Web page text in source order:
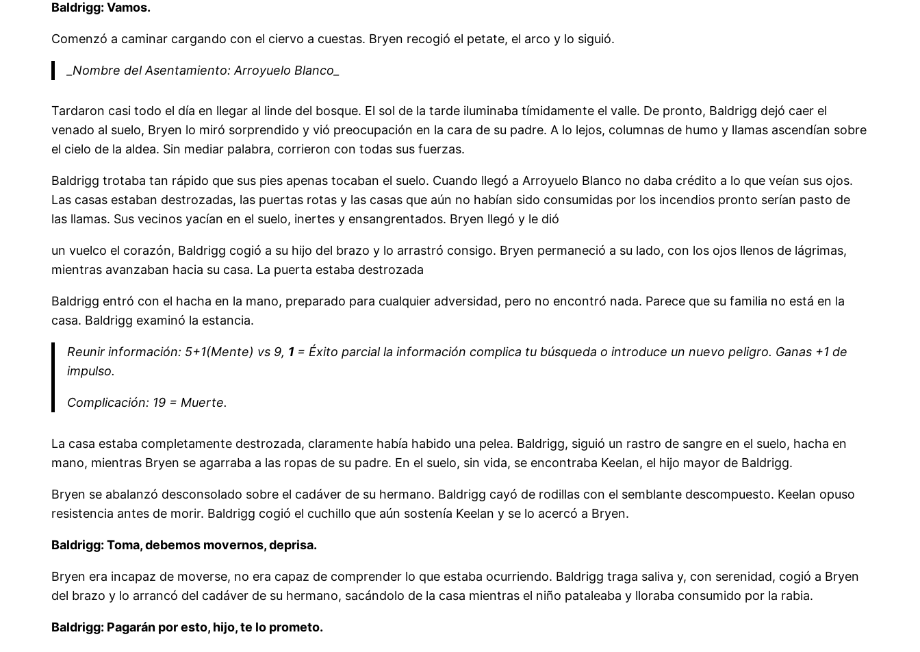
Baldrigg: Vamos.
Comenzó a caminar cargando con el ciervo a cuestas. Bryen recogió el petate, el arco y lo siguió.
_Nombre del Asentamiento: Arroyuelo Blanco_
Tardaron casi todo el día en llegar al linde del bosque. El sol de la tarde iluminaba tímidamente el valle. De pronto, Baldrigg dejó caer el
venado al suelo, Bryen lo miró sorprendido y vió preocupación en la cara de su padre. A lo lejos, columnas de humo y llamas ascendían sobre
el cielo de la aldea. Sin mediar palabra, corrieron con todas sus fuerzas.
Baldrigg trotaba tan rápido que sus pies apenas tocaban el suelo. Cuando llegó a Arroyuelo Blanco no daba crédito a lo que veían sus ojos.
Las casas estaban destrozadas, las puertas rotas y las casas que aún no habían sido consumidas por los incendios pronto serían pasto de
las llamas. Sus vecinos yacían en el suelo, inertes y ensangrentados. Bryen llegó y le dió
un vuelco el corazón, Baldrigg cogió a su hijo del brazo y lo arrastró consigo. Bryen permaneció a su lado, con los ojos llenos de lágrimas,
mientras avanzaban hacia su casa. La puerta estaba destrozada
Baldrigg entró con el hacha en la mano, preparado para cualquier adversidad, pero no encontró nada. Parece que su familia no está en la
casa. Baldrigg examinó la estancia.
Reunir información: 5+1(Mente) vs 9, 1 = Éxito parcial la información complica tu búsqueda o introduce un nuevo peligro. Ganas +1 de
impulso.
Complicación: 19 = Muerte.
La casa estaba completamente destrozada, claramente había habido una pelea. Baldrigg, siguió un rastro de sangre en el suelo, hacha en
mano, mientras Bryen se agarraba a las ropas de su padre. En el suelo, sin vida, se encontraba Keelan, el hijo mayor de Baldrigg.
Bryen se abalanzó desconsolado sobre el cadáver de su hermano. Baldrigg cayó de rodillas con el semblante descompuesto. Keelan opuso
resistencia antes de morir. Baldrigg cogió el cuchillo que aún sostenía Keelan y se lo acercó a Bryen.
Baldrigg: Toma, debemos movernos, deprisa.
Bryen era incapaz de moverse, no era capaz de comprender lo que estaba ocurriendo. Baldrigg traga saliva y, con serenidad, cogió a Bryen
del brazo y lo arrancó del cadáver de su hermano, sacándolo de la casa mientras el niño pataleaba y lloraba consumido por la rabia.
Baldrigg: Pagarán por esto, hijo, te lo prometo.